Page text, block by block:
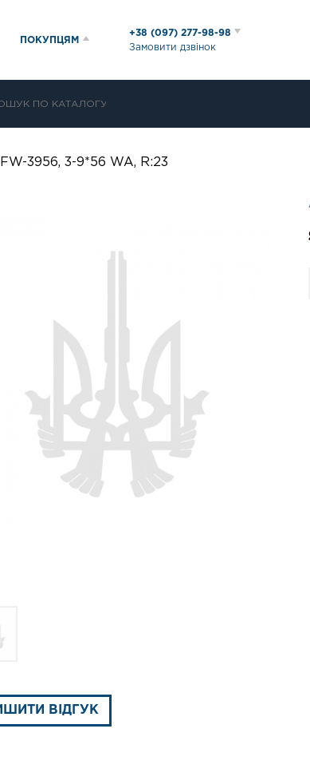
ПОКУПЦЯМ
+38 (097) 277-98-98
Замовити дзвінок
3956, 3-9*56 WA, R:23
ВІДГУК